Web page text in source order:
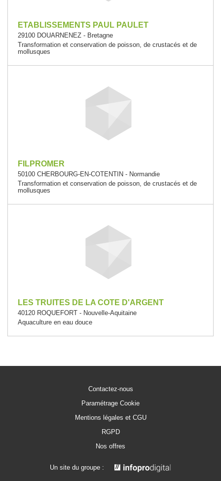
ETABLISSEMENTS PAUL PAULET
29100 DOUARNENEZ - Bretagne
Transformation et conservation de poisson, de crustacés et de
mollusques
FILPROMER
50100 CHERBOURG-EN-COTENTIN - Normandie
Transformation et conservation de poisson, de crustacés et de
mollusques
LES TRUITES DE LA COTE D'ARGENT
40120 ROQUEFORT - Nouvelle-Aquitaine
Aquaculture en eau douce
Contactez-nous
Paramétrage Cookie
Mentions légales et CGU
RGPD
Nos offres
Un site du groupe :